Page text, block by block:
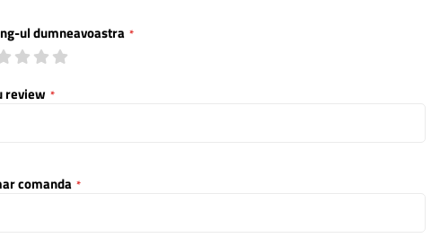
ul dumneavoastra
2
stars
3
stars
4
stars
review
comanda